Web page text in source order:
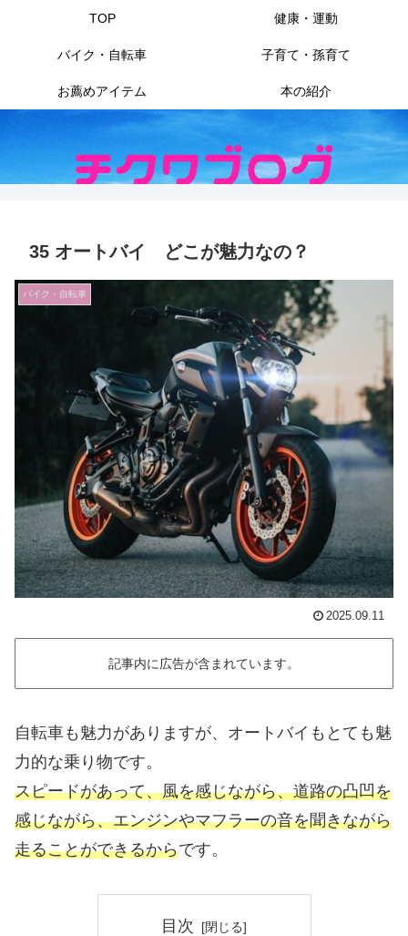
TOP 健康・運動
バイク・自転車 子育て・孫育て
お薦めアイテム 本の紹介
35 オートバイ どこが魅力なの？
バイク・自転車
2025.09.11
記事内に広告が含まれています。
自転車も魅力がありますが、オートバイもとても魅
力的な乗り物です。
スピードがあって、風を感じながら、道路の凸凹を
感じながら、エンジンやマフラーの音を聞きながら
走ることができるからです。
目次